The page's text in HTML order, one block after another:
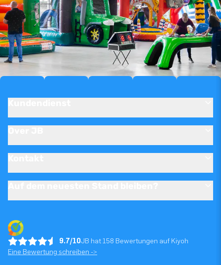
9.7/10JB hat 158 Bewertungen auf Kiyoh
Eine Bewertung schreiben ->